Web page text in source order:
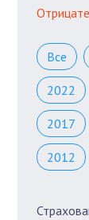
Все
2022
2017
2012